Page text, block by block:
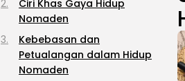
Ciri Khas Gaya Hidup
Nomaden
Kebebasan dan
Petualangan dalam Hidup
Nomaden